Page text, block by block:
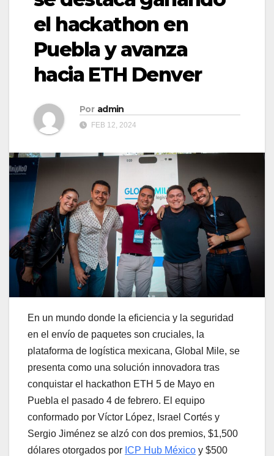
el hackathon en
Puebla y avanza
hacia ETH Denver
Por admin
FEB 12, 2024
En un mundo donde la eficiencia y la seguridad
en el envío de paquetes son cruciales, la
plataforma de logística mexicana, Global Mile, se
presenta como una solución innovadora tras
conquistar el hackathon ETH 5 de Mayo en
Puebla el pasado 4 de febrero. El equipo
conformado por Víctor López, Israel Cortés y
Sergio Jiménez se alzó con dos premios, $1,500
dólares otorgados por ICP Hub México y $500